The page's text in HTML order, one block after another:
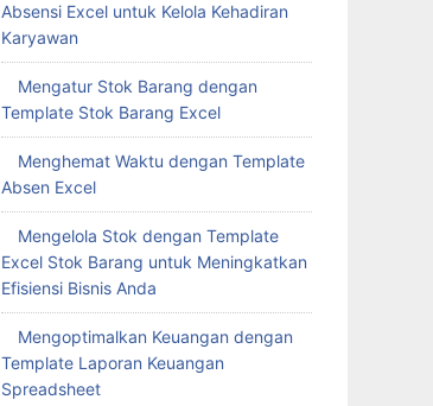
Absensi Excel untuk Kelola Kehadiran
Karyawan
Mengatur Stok Barang dengan
Template Stok Barang Excel
Menghemat Waktu dengan Template
Absen Excel
Mengelola Stok dengan Template
Excel Stok Barang untuk Meningkatkan
Efisiensi Bisnis Anda
Mengoptimalkan Keuangan dengan
Template Laporan Keuangan
Spreadsheet